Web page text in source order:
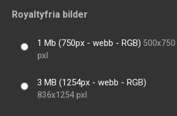
Royaltyfria bilder
1 Mb (750px - webb - RGB) 500x750
pxl
3 MB (1254px - webb - RGB)
836x1254 pxl